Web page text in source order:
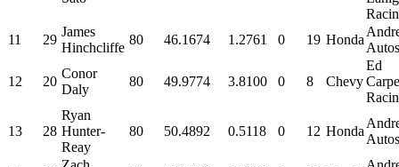
11
29
James
Hinchcliffe
80 46.1674 1.2761 0 19 Honda
12 20
Conor
Daly
80 49.9774 3.8100 0 8 Chevy
Ed
13 28
Ryan
Hunter-
Reay
80 50.4892 0.5118 0 12 Honda